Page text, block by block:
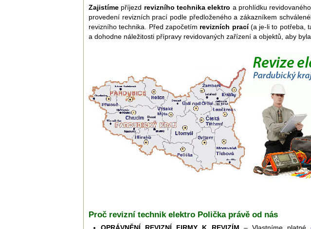
Zajistíme příjezd revizního technika elektro a prohlídku
provedení revizních prací podle předloženého a zákazníkem
revizního technika. Před započetím revizních prací(a je-li to potřeba,
a dohodne náležitosti přípravy revidovaných zařízení a objektů, aby
Proč revizní technik elektro Polička právě od nás